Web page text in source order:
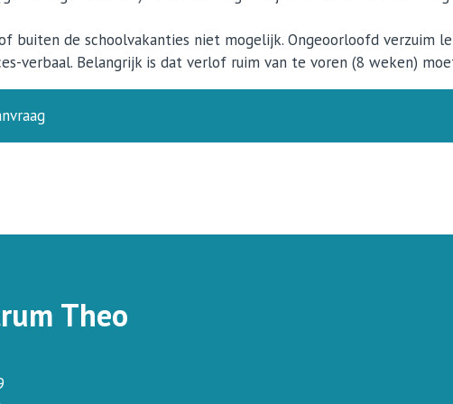
buiten de schoolvakanties niet mogelijk. Ongeoorloofd
verbaal. Belangrijk is dat verlof ruim van te voren (8 weken)
Theo